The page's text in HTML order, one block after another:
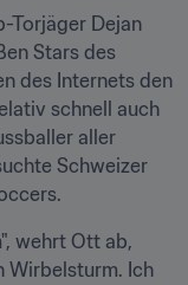
Torjäger Dejan
Stars des
des Internets den
schnell auch
aller
Schweizer
wehrt Ott ab,
Wirbelsturm. Ich